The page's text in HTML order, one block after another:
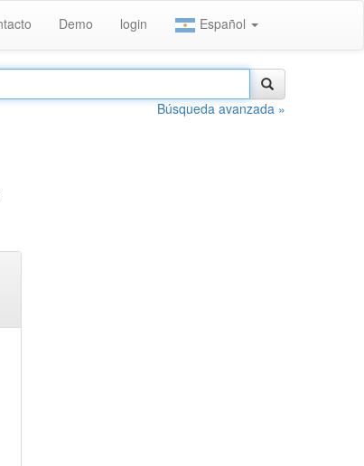
Demo login Español
Búsqueda avanzada »